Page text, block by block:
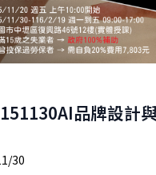
品牌設計
30